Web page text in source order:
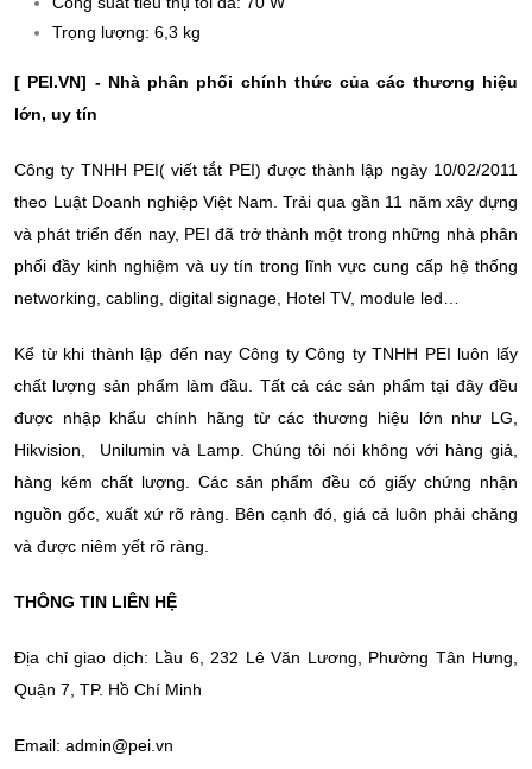
Trọng lượng: 6,3 kg
[ PEI.VN] - Nhà phân phối chính thức của các thương hiệu
lớn, uy tín
Công ty TNHH PEI( viết tắt PEI) được thành lập ngày 10/02/2011
theo Luật Doanh nghiệp Việt Nam. Trải qua gần 11 năm xây dựng
và phát triển đến nay, PEI đã trở thành một trong những nhà phân
phối đầy kinh nghiệm và uy tín trong lĩnh vực cung cấp hệ thống
networking, cabling, digital signage, Hotel TV, module led…
Kể từ khi thành lập đến nay Công ty Công ty TNHH PEI luôn lấy
chất lượng sản phẩm làm đầu. Tất cả các sản phẩm tại đây đều
được nhập khẩu chính hãng từ các thương hiệu lớn như LG,
Hikvision, Unilumin và Lamp. Chúng tôi nói không với hàng giả,
hàng kém chất lượng. Các sản phẩm đều có giấy chứng nhận
nguồn gốc, xuất xứ rõ ràng. Bên cạnh đó, giá cả luôn phải chăng
và được niêm yết rõ ràng.
THÔNG TIN LIÊN HỆ
Địa chỉ giao dịch: Lầu 6, 232 Lê Văn Lương, Phường Tân Hưng,
Quận 7, TP. Hồ Chí Minh
Email: admin@pei.vn